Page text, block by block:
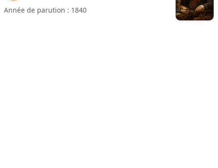
Année de parution : 1840